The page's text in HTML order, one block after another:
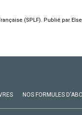
(SPLF). Publié par
NOS FORMULES